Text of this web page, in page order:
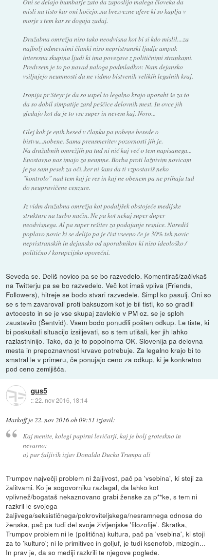
misli na tisto kar oni hočejo..na brezvezne afere ki so kaplja v
morje s tem kar se dogaja zadaj.
Družabna omrežja niso tako neodvisna kot bi si kdo mislil....za
najbolj odmevnimi članki niso nepristranski ljudje ampak
interesna skupina ljudi ki ima povezave z političnimi strankami.
Predvsem je to po navad naloga podmladkov. Nam dejansko
vsiljujejo neumnosti da ne vidmo bistvenih velikih legalnih kraj.
Ironija pr Steyr je da so uspel to legalno krajo uporabt še za to
da so dobil simpatije zard peščice delovnih mest. In ovce jih
gledajo kot da je to vse super in nevem kaj. Noro...
Glej kok je enih besed v članku pa nobene besede o
bistvu...nobene. Sama preusmeritev pozornosti jih je.
Na družabnih omrežjih pa tud ni nič kaj več o tem napisanega...
Enostavno nas imajo za neumne. Borba proti lažnivim novicam
je pa sam pesek za oči..ker ni šans da ti vzpostaviš neko
"kontrolo" nad tem kaj je res in kaj ne obenem pa ne prihaja tud
do neupravičene cenzure.
Jz vidm družabna omrežja kot podaljšek obstoječe medijske
strukture na turbo način. Ne pa kot nekaj super duper
neodvisnega. Al pa super rešitev za podajanje resnice. Narediš
poplavo novic ki se delijo pa je čist vseeno če je 30% teh novic
nepristranskih in dejansko od uporabnikov ki niso ideološko /
politično / korupcijsko oporečni.
Seveda se. Deliš novico pa se bo razvedelo. Komentiraš/začivkaš
na Twitterju pa se bo razvedelo. Več kot imaš vpliva (Friends,
Followers), hitreje se bodo stvari razvedele. Simpl ko pasulj. Oni so
se s tem zavarovali proti baksuzom kot je bil tisti, ko so gradili
avtocesto in se je vse skupaj zavleklo v PM oz. se je sploh
zaustavilo (Šentvid). Vsem bodo ponudili pošten odkup. Le tiste, ki
bi poskušali situacijo izsiljevati, so s tem utišali, ker jih lahko
razlastninijo. Tako, da je to popolnoma OK. Slovenija pa delovna
mesta in prepoznavnost krvavo potrebuje. Za legalno krajo bi to
smatral le v primeru, če ponujajo ceno za odkup, ki je konkretno
pod ceno zemljišča.
gus5
::22. nov 2016, 18:14
Markoffje 22. nov 2016 ob 09:51 izjavil:
Kaj menite, kolegi papirni levičarji, kaj je bolj groteskno in
nevarno:
a) par žaljivih izjav Donalda Ducka Trumpa ali
Trumpov največji problem ni žaljivost, pač pa 'vsebina', ki stoji za
žalitvami. Ko je sogovorniku razlagal, da lahko kot
vplivnež/bogataš nekaznovano grabi ženske za p**ke, s tem ni
razkril le svojega
žaljivega/seksističnega/pokroviteljskega/nesramnega odnosa do
ženska, pač pa tudi del svoje življenjske 'filozofije'. Skratka,
Trumpov problem ni le (politična) kultura, pač pa 'vsebina', ki stoji
za to 'kulturo'; ni le primitivec in goljuf, je tudi ksenofob, mizogin...
In prav je, da so mediji razkrili te njegove poglede.